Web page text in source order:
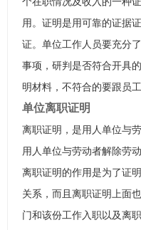
用。证明是用可靠的证据
证。单位工作人员要充分
事项，研判是否符合开具
明材料，不符合的要跟员
单位离职证明
离职证明，是用人单位与
用人单位与劳动者解除劳
离职证明的作用是为了证
关系，而且离职证明上面
门和该份工作入职以及离